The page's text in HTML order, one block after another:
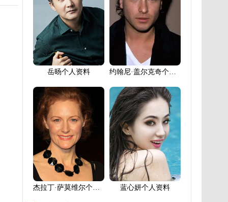
岳旸个人资料 约翰尼·盖尔克奇个人资料
杰拉丁·萨莫维尔个人资料 蓝心妍个人资料